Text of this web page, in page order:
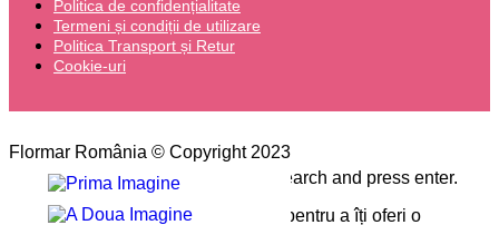
Politica de confidențialitate
Termeni și condiții de utilizare
Politica Transport și Retur
Cookie-uri
Flormar România © Copyright 2023
Please type the word you want to search and press enter.
Pe site-ul nostru folosim cookie-uri pentru a îți oferi o